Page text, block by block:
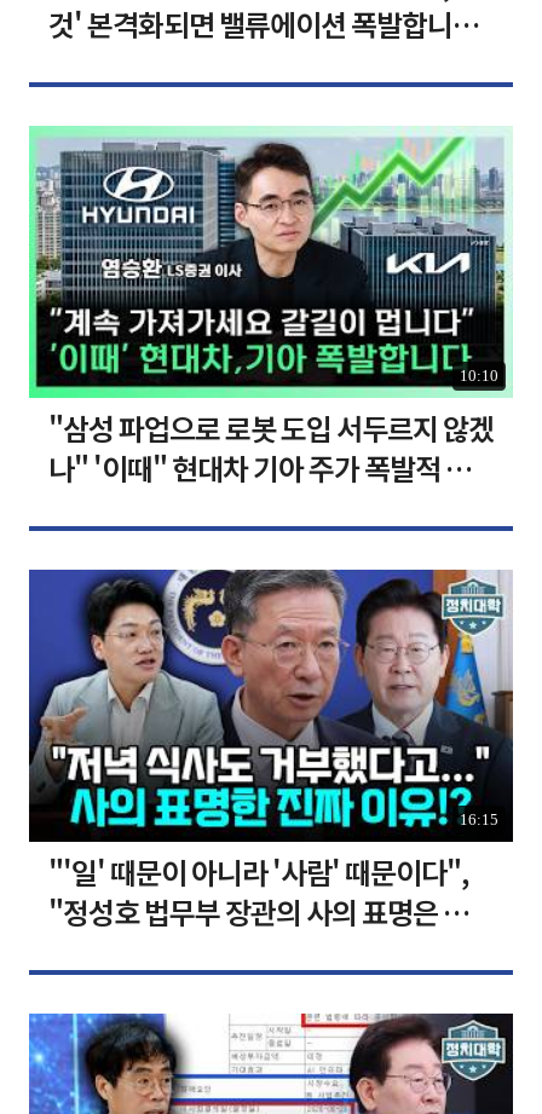
것' 본격화되면 밸류에이션 폭발합니다
10:10
"삼성 파업으로 로봇 도입 서두르지 않겠
나" '이때" 현대차 기아 주가 폭발적 성
16:15
"'일' 때문이 아니라 '사람' 때문이다",
"정성호 법무부 장관의 사의 표명은 이재